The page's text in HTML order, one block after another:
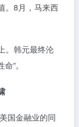
。8月，马来西
。韩元最终沦
”。
国金融业的同